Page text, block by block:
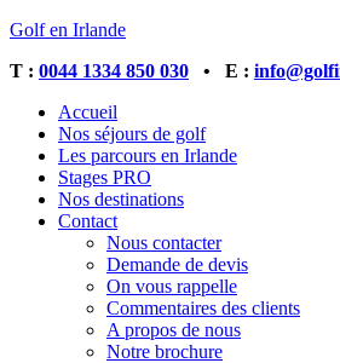
Golf en Irlande
T : 0044 1334 850 030 • E :
Accueil
Nos séjours de golf
Les parcours en Irlande
Stages PRO
Nos destinations
Contact
Nous contacter
Demande de devis
On vous rappelle
Commentaires des clients
A propos de nous
Notre brochure